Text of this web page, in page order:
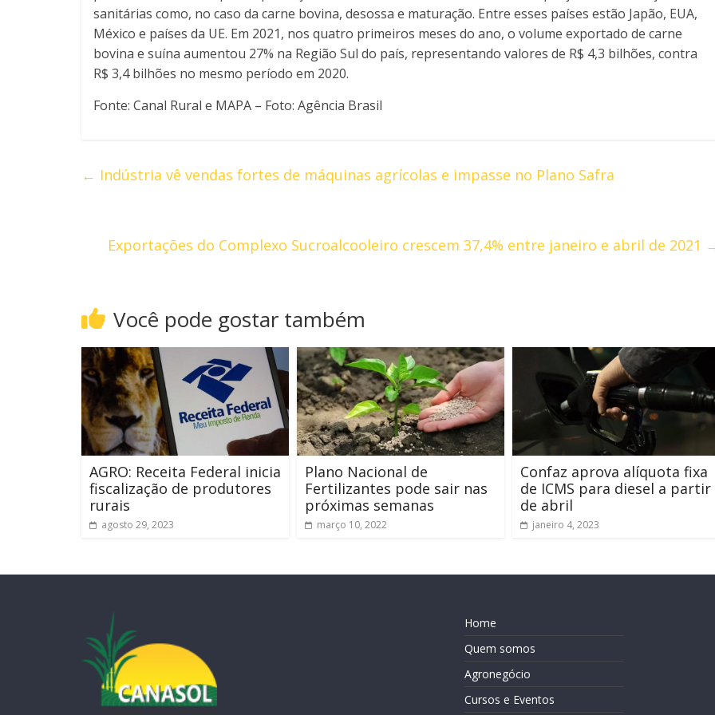
sanitárias como, no caso da carne bovina, desossa e maturação. Entre esses países estão Japão, EUA,
México e países da UE. Em 2021, nos quatro primeiros meses do ano, o volume exportado de carne
bovina e suína aumentou 27% na Região Sul do país, representando valores de R$ 4,3 bilhões, contra
R$ 3,4 bilhões no mesmo período em 2020.
Fonte: Canal Rural e MAPA – Foto: Agência Brasil
← Indústria vê vendas fortes de máquinas agrícolas e impasse no Plano Safra
Exportações do Complexo Sucroalcooleiro crescem 37,4% entre janeiro e abril de 2021
Você pode gostar também
AGRO: Receita Federal inicia
fiscalização de produtores
rurais
agosto 29, 2023
Plano Nacional de
Fertilizantes pode sair nas
próximas semanas
março 10, 2022
Confaz aprova alíquota fixa
de ICMS para diesel a partir
de abril
janeiro 4, 2023
Home
Quem somos
Agronegócio
Cursos e Eventos